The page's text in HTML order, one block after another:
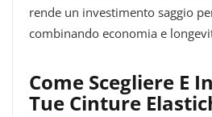
rende un investimento saggio
combinando economia e
Come Scegliere E
Tue Cinture